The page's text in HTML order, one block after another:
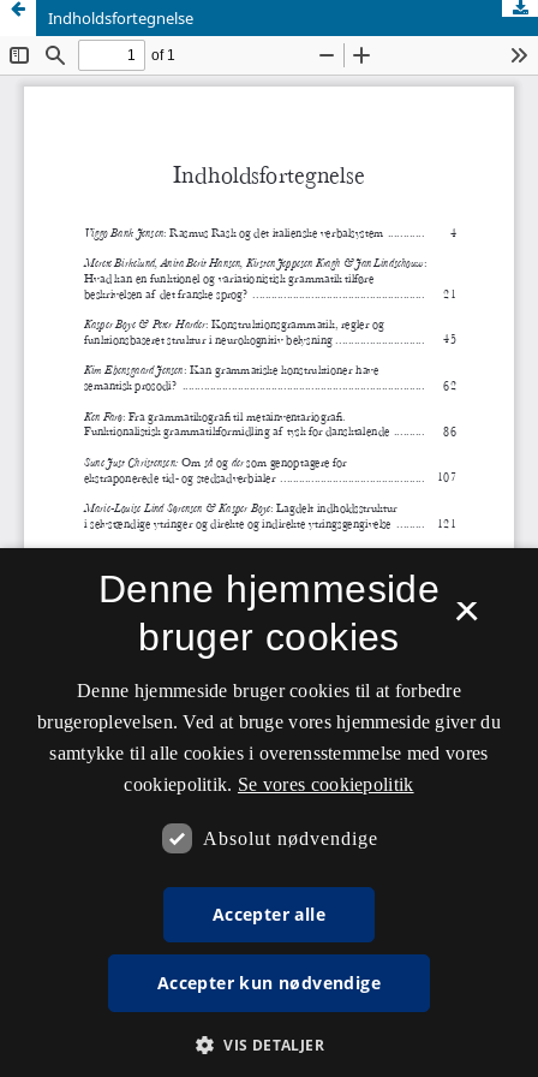
Indholdsfortegnelse
×
Denne hjemmeside
bruger cookies
Denne hjemmeside bruger cookies til at forbedre
brugeroplevelsen. Ved at bruge vores hjemmeside giver du
samtykke til alle cookies i overensstemmelse med vores
cookiepolitik. Se vores cookiepolitik
Absolut nødvendige
Accepter alle
Accepter kun nødvendige
VIS DETALJER